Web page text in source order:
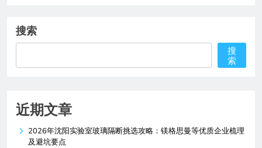
搜索
搜
索
近期文章
2026年沈阳实验室玻璃隔断挑选攻略：镁格思曼等优质企业梳理
及避坑要点